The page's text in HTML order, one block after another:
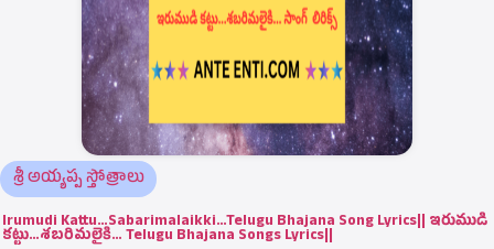
శ్రీ అయ్యప్ప స్తోత్రాలు
Irumudi Kattu…Sabarimalaikki…Telugu Bhajana Song Lyrics|| ఇరుముడి
కట్టు…శబరిమలైకి… Telugu Bhajana Songs Lyrics||